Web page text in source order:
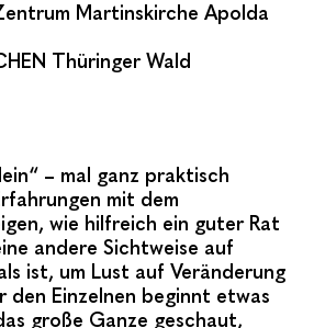
Martinskirche Apolda
Thüringer Wald
– mal ganz praktisch
mit dem
wie hilfreich ein guter Rat
andere Sichtweise auf
ist, um Lust auf Veränderung
den Einzelnen beginnt etwas
große Ganze geschaut,